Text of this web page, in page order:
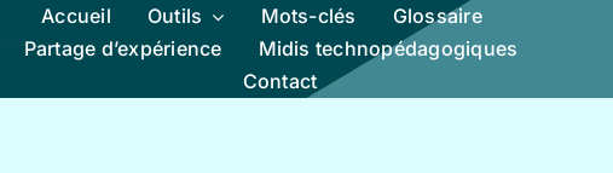
Accueil Outils Mots-clés
Glossaire
Partage d’expérience
Midis technopédagogiques
Contact